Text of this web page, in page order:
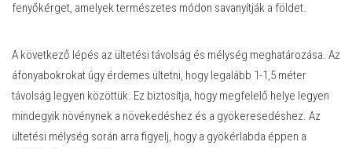
fenyőkérget, amelyek természetes módon savanyítják a földet.
A következő lépés az ültetési távolság és mélység meghatározása. Az
áfonyabokrokat úgy érdemes ültetni, hogy legalább 1-1,5 méter
távolság legyen közöttük. Ez biztosítja, hogy megfelelő helye legyen
mindegyik növénynek a növekedéshez és a gyökeresedéshez. Az
ültetési mélység során arra figyelj, hogy a gyökérlabda éppen a